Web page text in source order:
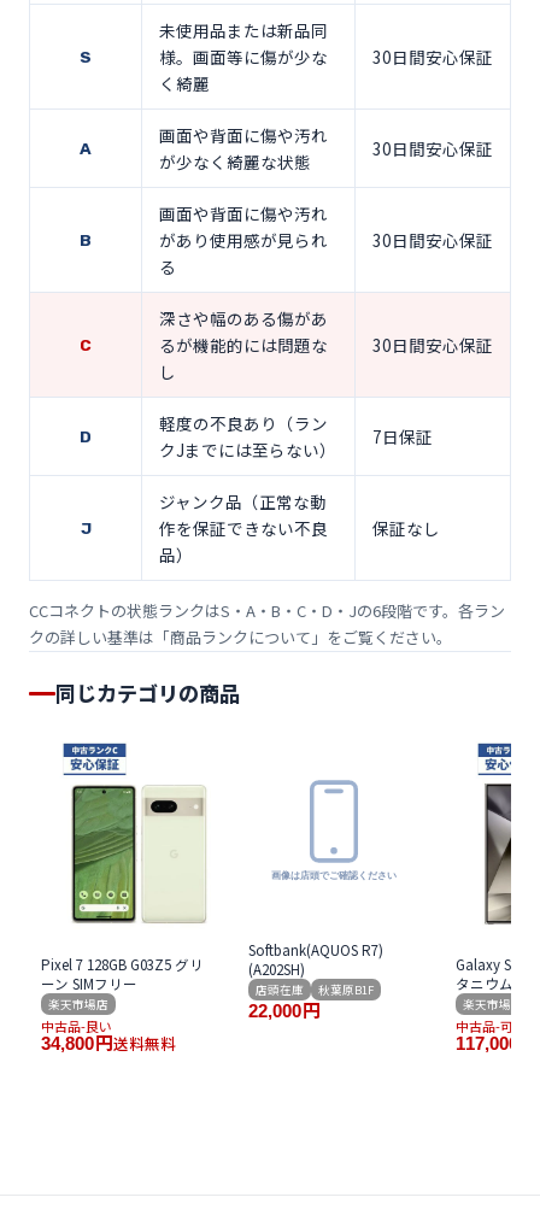
S
未使用品または新品同
様。画面等に傷が少な
く綺麗
30日間安心保証
A
画面や背面に傷や汚れ
が少なく綺麗な状態
30日間安心保証
B
画面や背面に傷や汚れ
があり使用感が見られ
る
30日間安心保証
C
深さや幅のある傷があ
るが機能的には問題な
し
30日間安心保証
D
軽度の不良あり（ラン
クJまでには至らない）
7日保証
J
ジャンク品（正常な動
作を保証できない不良
品）
保証なし
CCコネクトの状態ランクはS・A・B・C・D・Jの6段階です。各ラン
クの詳しい基準は「商品ランクについて 」をご覧ください。
同じカテゴリの商品
Pixel 7 128GB G03Z5 グリ
ーン SIMフリー
楽天市場店
中古品-良い
34,800 円送料無料
Softbank(AQUOS R7)
(A202SH)
店頭在庫 秋葉原B1F
22,000 円
Galaxy S24
タニウム グ
楽天市場店
中古品-可
117,000